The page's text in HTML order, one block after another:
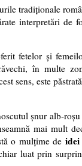
tradiționale
interpretări de
fetelor și
în multe
sens, este
șnur alb-
mai mult
o mulțime de
luat prin